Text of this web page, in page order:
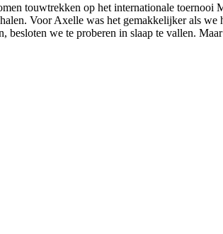
touwtrekken op het internationale toernooi
Voor Axelle was het gemakkelijker als
we te proberen in slaap te vallen.